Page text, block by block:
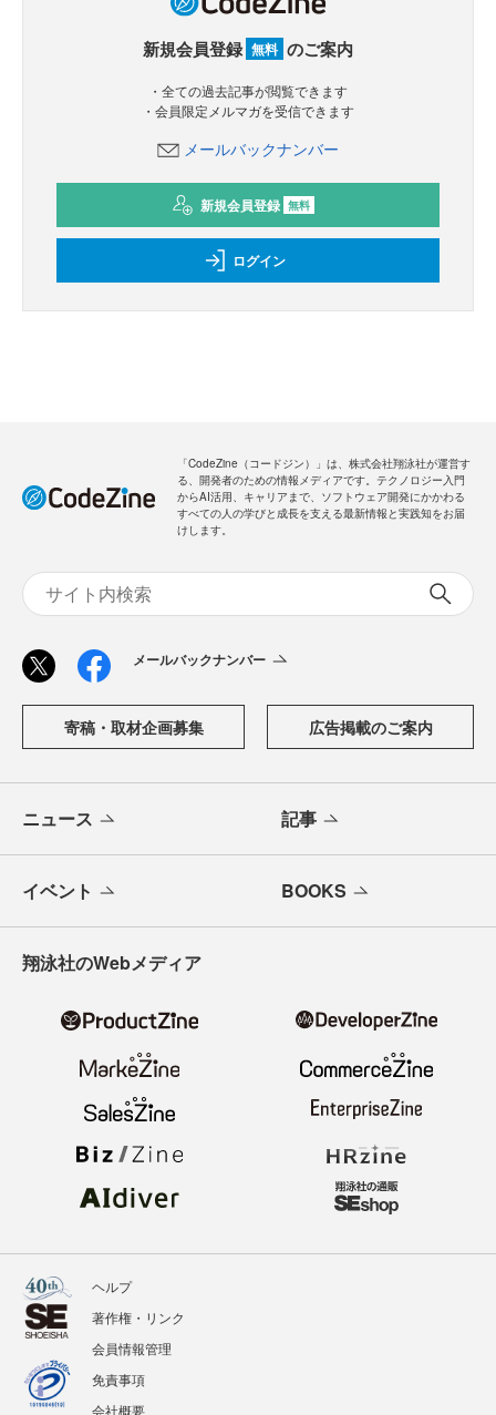
新規会員登録 無料 のご案内
・全ての過去記事が閲覧できます
・会員限定メルマガを受信できます
メールバックナンバー
新規会員登録 無料
ログイン
「CodeZine（コードジン）」は、株式会社翔泳社が運営す
る、開発者のための情報メディアです。テクノロジー入門
からAI活用、キャリアまで、ソフトウェア開発にかかわる
すべての人の学びと成長を支える最新情報と実践知をお届
けします。
メールバックナンバー
寄稿・取材企画募集 広告掲載のご案内
ニュース 記事
イベント BOOKS
翔泳社のWebメディア
ヘルプ
著作権・リンク
会員情報管理
免責事項
会社概要